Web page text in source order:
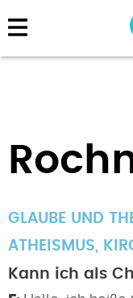
Direkt
zum
GLAUBE UND
ATHEISMUS,
Kann ich als